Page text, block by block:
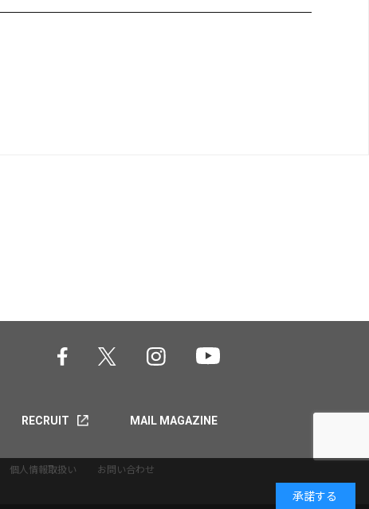
RECRUIT MAIL MAGAZINE
個人情報取扱い お問い合わせ
承諾する